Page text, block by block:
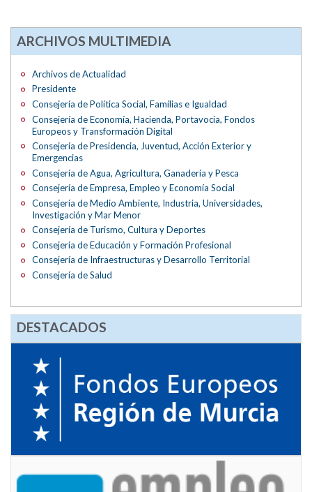
ARCHIVOS MULTIMEDIA
Archivos de Actualidad
Presidente
Consejería de Política Social, Familias e Igualdad
Consejería de Economía, Hacienda, Portavocía, Fondos
Europeos y Transformación Digital
Consejería de Presidencia, Juventud, Acción Exterior y
Emergencias
Consejería de Agua, Agricultura, Ganadería y Pesca
Consejería de Empresa, Empleo y Economía Social
Consejería de Medio Ambiente, Industria, Universidades,
Investigación y Mar Menor
Consejería de Turismo, Cultura y Deportes
Consejería de Educación y Formación Profesional
Consejería de Infraestructuras y Desarrollo Territorial
Consejería de Salud
DESTACADOS